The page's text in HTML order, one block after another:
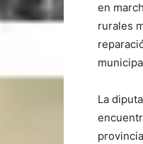
en
rurales
La